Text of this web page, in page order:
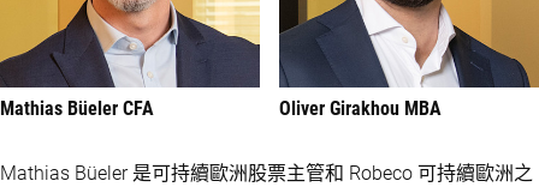
Mathias Büeler CFA Oliver Girakhou MBA
Mathias Büeler 是可持續歐洲股票主管和 Robeco 可持續歐洲之